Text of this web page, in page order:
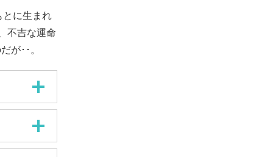
とに生まれ
不吉な運命
が･･。